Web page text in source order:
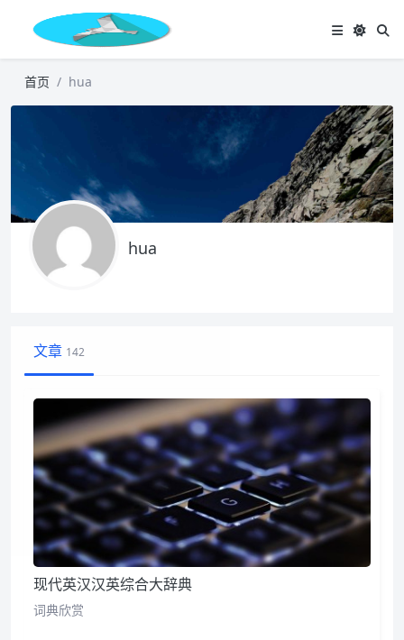
首页 hua
hua
文章 142
现代英汉汉英综合大辞典
词典欣赏